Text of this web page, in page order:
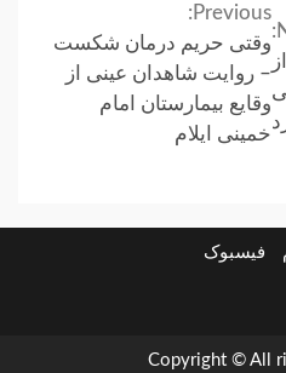
Previous:
وقتی حریم درمان شکست
– روایت شاهدان عینی از
وقایع بیمارستان امام
خمینی ایلام
فیسبوک
Copyright © All